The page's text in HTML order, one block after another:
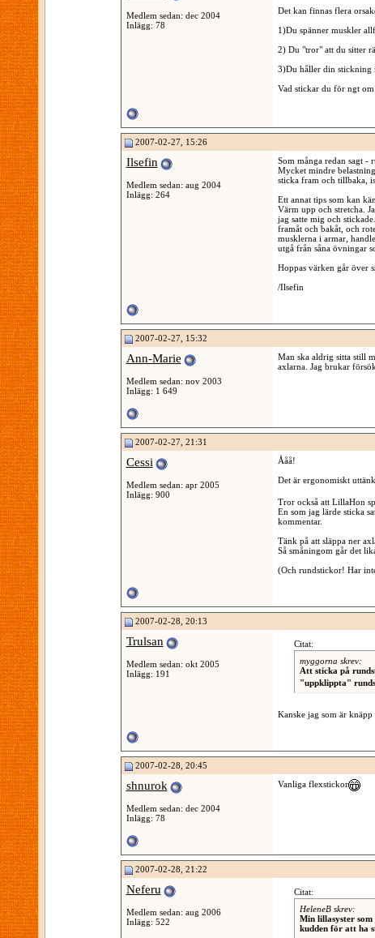
Medlem sedan: dec 2004
Inlägg: 78
Det kan finnas flera
1)Du spänner muskler
2) Du "tror" att du sitter
3)Du håller din stickning
Vad stickar du för ngt
2007-02-27, 15:26
Ilsefin
Medlem sedan: aug 2004
Inlägg: 264
Som många redan sagt -
Mycket mindre
sticka fram och tillbaka,
Ett annat tips som kan
Värm upp och stretcha.
jag satte mig och
framåt och bakåt, och
musklerna i armar,
utgå från såna övningar
Hoppas värken går över
/Ilsefin
2007-02-27, 15:32
Ann-Marie
Medlem sedan: nov 2003
Inlägg: 1 649
Man ska aldrig sitta still
axlarna. Jag brukar
2007-02-27, 21:31
Cessi
Medlem sedan: apr 2005
Inlägg: 900
Ååå!
Det är ergonomiskt
Tror också att LillaHon
En som jag lärde sticka
kommentar.
Tänk på att släppa ner
Så småningom går det
(Och rundstickor! Har
2007-02-28, 20:13
Trulsan
Medlem sedan: okt 2005
Inlägg: 191
Citat:
myggorna skrev:
Att sticka på
"uppklippta"
Kanske jag som är
2007-02-28, 20:45
shnurok
Medlem sedan: dec 2004
Inlägg: 78
Vanliga flexstickor
2007-02-28, 21:22
Neferu
Medlem sedan: aug 2006
Inlägg: 522
Citat:
HeleneB skrev:
Min lillasyster
kudden för att ha